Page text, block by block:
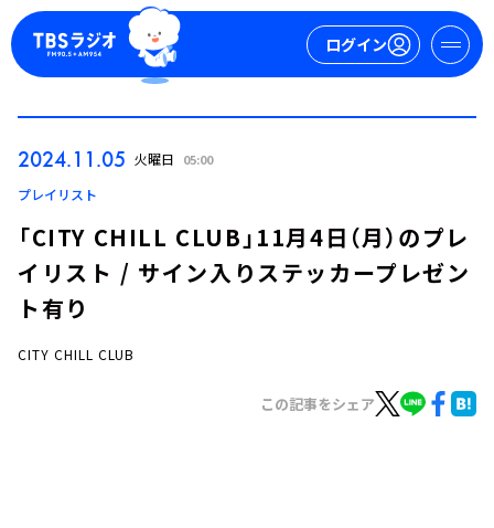
ログイン
2024.11.05 火曜日 05:00
プレイリスト
「CITY CHILL CLUB」11月4日（月）のプレ
イリスト / サイン入りステッカープレゼン
ト有り
CITY CHILL CLUB
この記事をシェア